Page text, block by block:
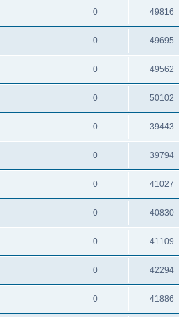
0 49816
0 49695
0 49562
0 50102
0 39443
0 39794
0 41027
0 40830
0 41109
0 42294
0 41886